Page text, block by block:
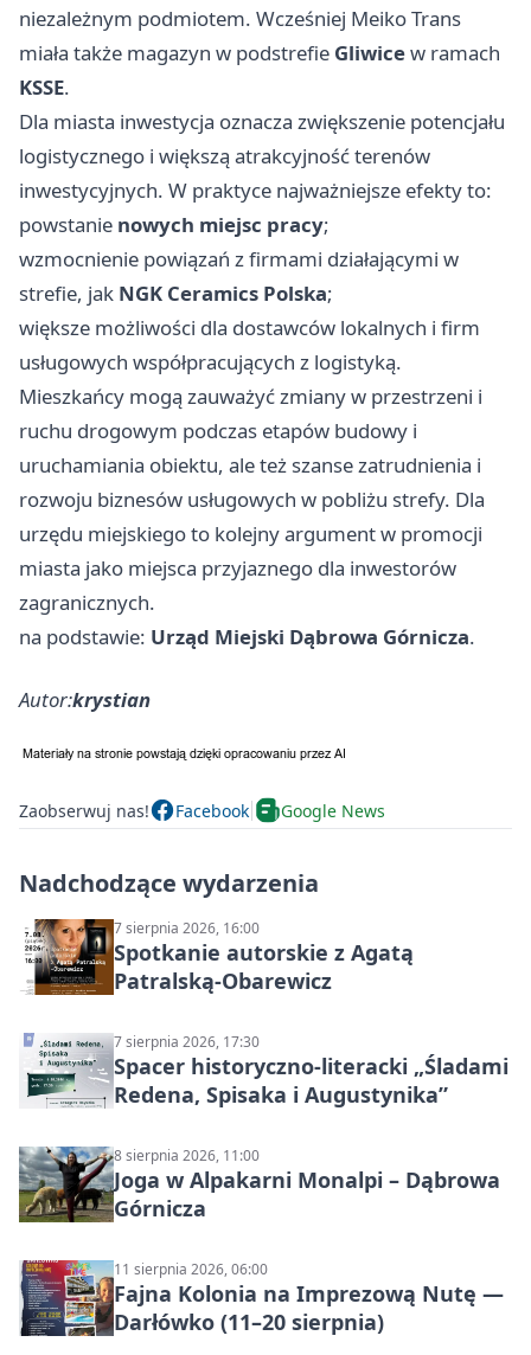
niezależnym podmiotem. Wcześniej Meiko Trans
miała także magazyn w podstrefie Gliwicew ramach
KSSE.
Dla miasta inwestycja oznacza zwiększenie potencjału
logistycznego i większą atrakcyjność terenów
inwestycyjnych. W praktyce najważniejsze efekty to:
powstanie nowych miejsc pracy;
wzmocnienie powiązań z firmami działającymi w
strefie, jak NGK Ceramics Polska;
większe możliwości dla dostawców lokalnych i firm
usługowych współpracujących z logistyką.
Mieszkańcy mogą zauważyć zmiany w przestrzeni i
ruchu drogowym podczas etapów budowy i
uruchamiania obiektu, ale też szanse zatrudnienia i
rozwoju biznesów usługowych w pobliżu strefy. Dla
urzędu miejskiego to kolejny argument w promocji
miasta jako miejsca przyjaznego dla inwestorów
zagranicznych.
na podstawie: Urząd Miejski Dąbrowa Górnicza.
Autor:krystian
Zaobserwuj nas! Facebook Google News
Nadchodzące wydarzenia
7 sierpnia 2026, 16:00
Spotkanie autorskie z Agatą
Patralską-Obarewicz
7 sierpnia 2026, 17:30
Spacer historyczno-literacki „Śladami
Redena, Spisaka i Augustynika”
8 sierpnia 2026, 11:00
Joga w Alpakarni Monalpi – Dąbrowa
Górnicza
11 sierpnia 2026, 06:00
Fajna Kolonia na Imprezową Nutę —
Darłówko (11–20 sierpnia)